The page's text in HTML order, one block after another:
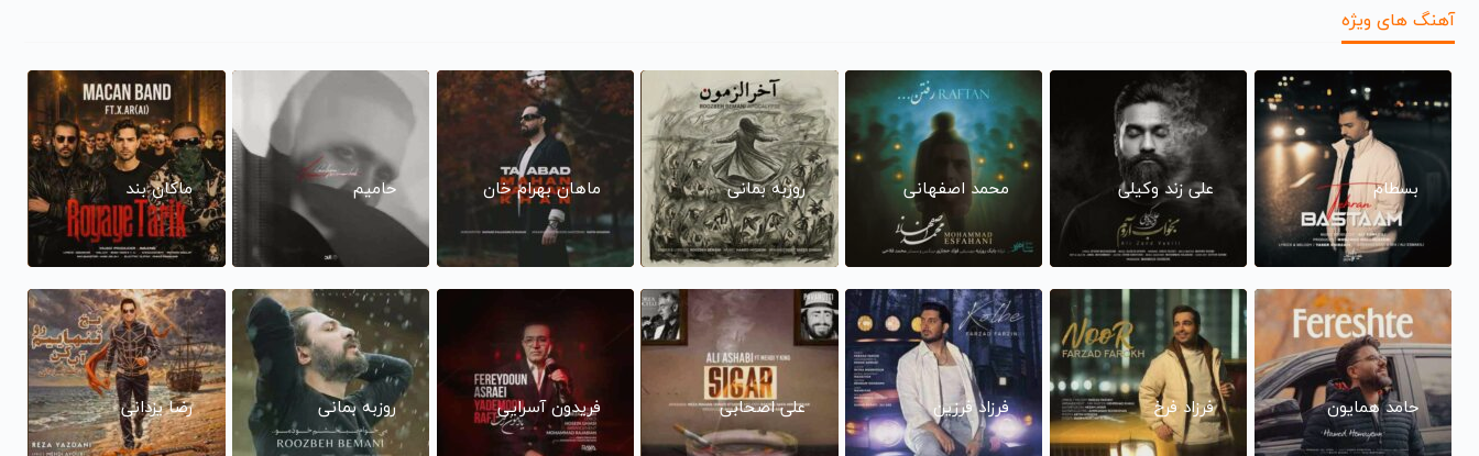
آهنگ های ویژه
بسطام علی زند وکیلی محمد اصفهانی روزبه بمانی ماهان بهرام خان حامیم ماکان بند
حامد همایون فرزاد فرخ فرزاد فرزین علی اصحابی فریدون آسرایی روزبه بمانی رضا یزدانی